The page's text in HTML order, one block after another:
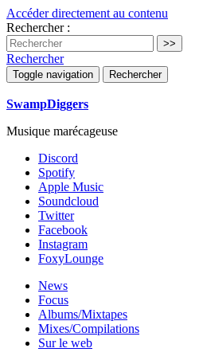
Accéder directement au contenu
Rechercher :
Rechercher
Toggle navigation Rechercher
SwampDiggers
Musique marécageuse
Discord
Spotify
Apple Music
Soundcloud
Twitter
Facebook
Instagram
FoxyLounge
News
Focus
Albums/Mixtapes
Mixes/Compilations
Sur le web